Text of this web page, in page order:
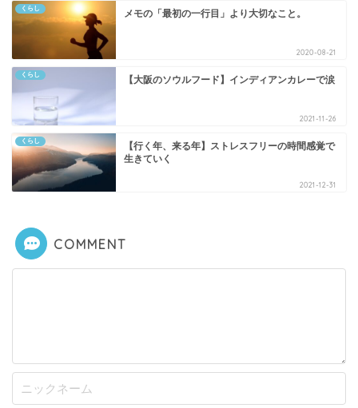
くらし メモの「最初の一行目」より大切なこと。
2020-08-21
くらし 【大阪のソウルフード】インディアンカレーで涙
2021-11-26
くらし
【行く年、来る年】ストレスフリーの時間感覚で
生きていく
2021-12-31
COMMENT